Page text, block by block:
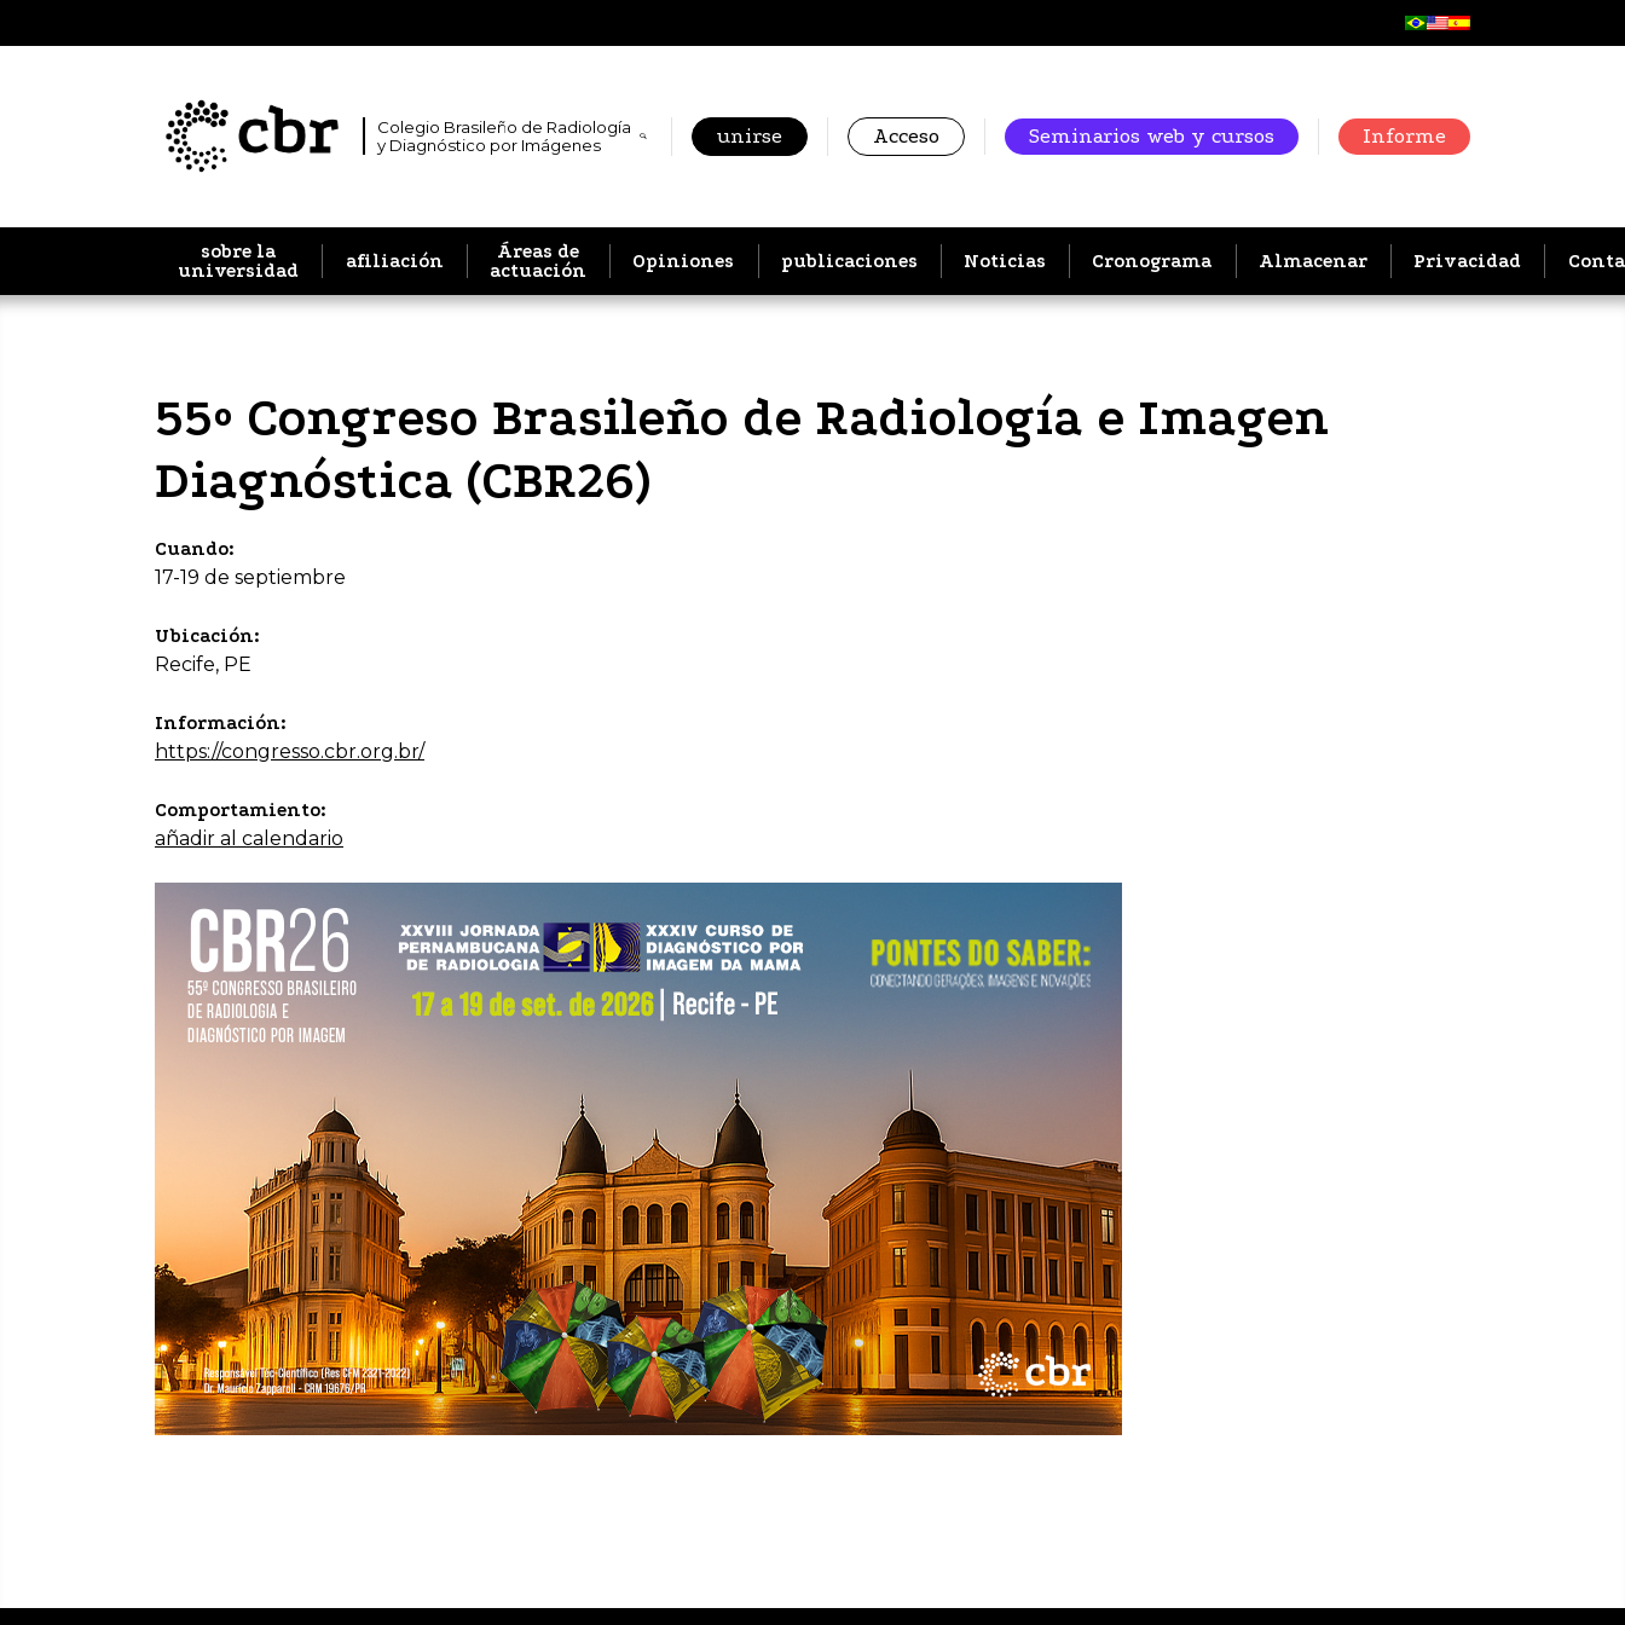
Colegio Brasileño de Radiología
y Diagnóstico por Imágenes
unirse Acceso Seminarios web y cursos Informe
sobre la
universidad
afiliación
Áreas de
actuación
Opiniones publicaciones Noticias Cronograma Almacenar Privacidad
55º Congreso Brasileño de Radiología e Imagen
Diagnóstica (CBR26)
Cuando:
17-19 de septiembre
Ubicación:
Recife, PE
Información:
https://congresso.cbr.org.br/
Comportamiento:
añadir al calendario